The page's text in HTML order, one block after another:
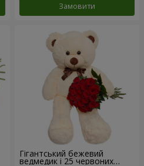
Замовити
Гігантський бежевий
ведмедик і 25 червоних